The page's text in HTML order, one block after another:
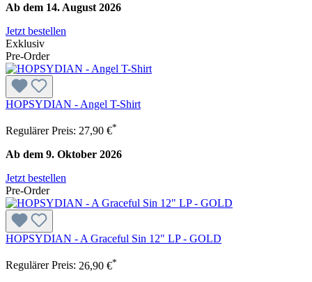
Ab dem 14. August 2026
Jetzt bestellen
Exklusiv
Pre-Order
HOPSYDIAN - Angel T-Shirt
Regulärer Preis: 27,90 €*
Ab dem 9. Oktober 2026
Jetzt bestellen
Pre-Order
HOPSYDIAN - A Graceful Sin 12" LP - GOLD
Regulärer Preis: 26,90 €*